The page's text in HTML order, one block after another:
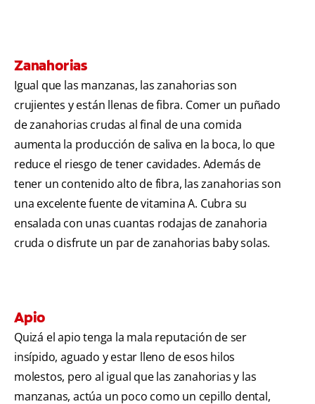
Zanahorias
Igual que las manzanas, las zanahorias son
crujientes y están llenas de fibra. Comer un puñado
de zanahorias crudas al final de una comida
aumenta la producción de saliva en la boca, lo que
reduce el riesgo de tener cavidades. Además de
tener un contenido alto de fibra, las zanahorias son
una excelente fuente de vitamina A. Cubra su
ensalada con unas cuantas rodajas de zanahoria
cruda o disfrute un par de zanahorias baby solas.
Apio
Quizá el apio tenga la mala reputación de ser
insípido, aguado y estar lleno de esos hilos
molestos, pero al igual que las zanahorias y las
manzanas, actúa un poco como un cepillo dental,